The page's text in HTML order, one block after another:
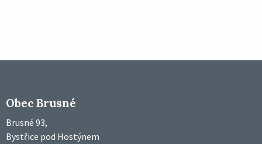
Obec Brusné
Brusné 93,
Bystřice pod Hostýnem